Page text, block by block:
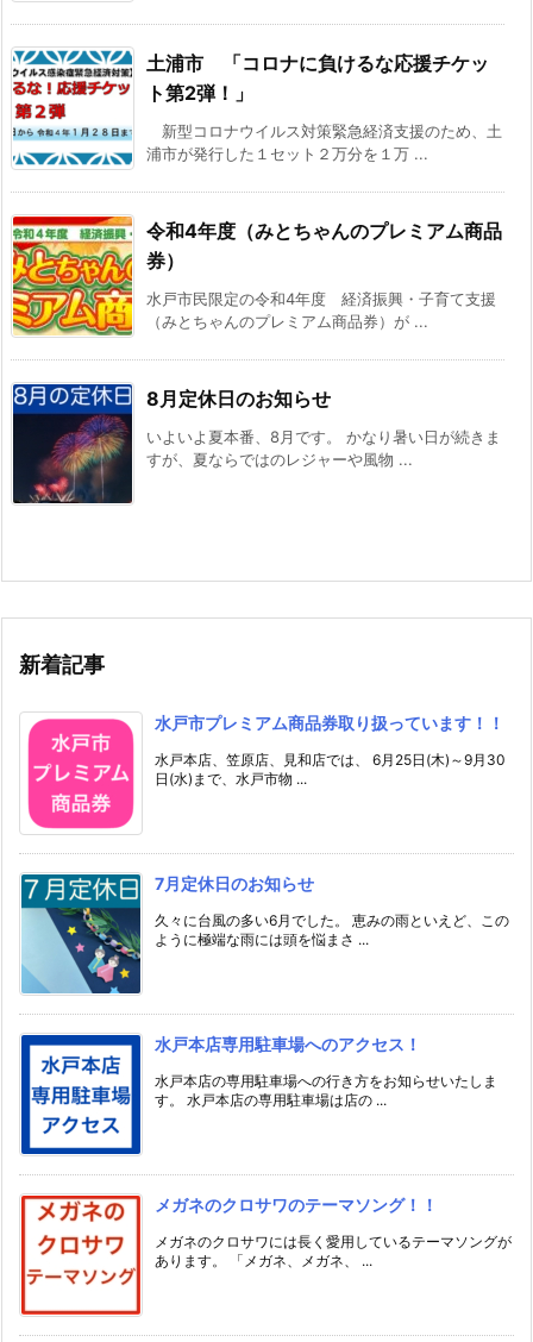
土浦市 「コロナに負けるな応援チケッ
ト第2弾！」
新型コロナウイルス対策緊急経済支援のため、土
浦市が発行した１セット２万分を１万 ...
令和4年度（みとちゃんのプレミアム商品
券）
水戸市民限定の令和4年度 経済振興・子育て支援
（みとちゃんのプレミアム商品券）が ...
8月定休日のお知らせ
いよいよ夏本番、8月です。 かなり暑い日が続きま
すが、夏ならではのレジャーや風物 ...
新着記事
水戸市プレミアム商品券取り扱っています！！
水戸本店、笠原店、見和店では、 6月25日(木)～9月30
日(水)まで、水戸市物 ...
7月定休日のお知らせ
久々に台風の多い6月でした。 恵みの雨といえど、この
ように極端な雨には頭を悩まさ ...
水戸本店専用駐車場へのアクセス！
水戸本店の専用駐車場への行き方をお知らせいたしま
す。 水戸本店の専用駐車場は店の ...
メガネのクロサワのテーマソング！！
メガネのクロサワには長く愛用しているテーマソングが
あります。 「メガネ、メガネ、 ...